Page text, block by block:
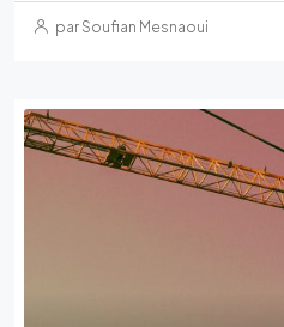
par Soufian Mesnaoui